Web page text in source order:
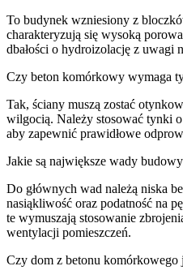
To budynek wzniesiony z
charakteryzują się wysoką
dbałości o hydroizolację z uwagi
Czy beton komórkowy wymaga
Tak, ściany muszą zostać
wilgocią. Należy stosować tynki
aby zapewnić prawidłowe
Jakie są największe wady
Do głównych wad należą niska
nasiąkliwość oraz podatność na
te wymuszają stosowanie
wentylacji pomieszczeń.
Czy dom z betonu komórkowego